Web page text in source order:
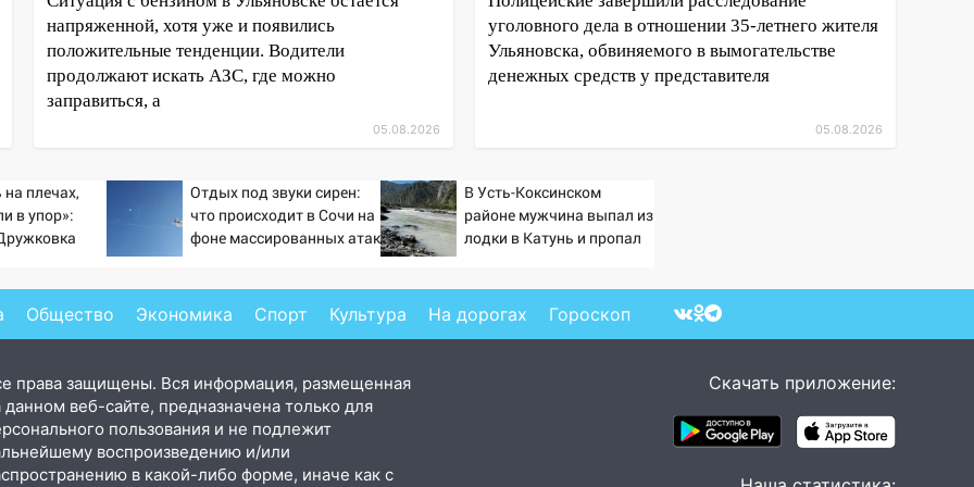
напряженной, хотя уже и появились
положительные тенденции. Водители
продолжают искать АЗС, где можно
заправиться, а
05.08.2026
уголовного дела в отношении 35-летнего жителя
Ульяновска, обвиняемого в вымогательстве
денежных средств у представителя
05.08.2026
плечах,
в упор»:
Отдых под звуки сирен:
что происходит в Сочи на
фоне массированных атак
В Усть-Коксинском
районе мужчина выпал из
лодки в Катунь и пропал
Общество Экономика Спорт Культура На дорогах Гороскоп
права защищены. Вся информация, размещенная
данном веб-сайте, предназначена только для
пользования и не подлежит
воспроизведению и/или
в какой-либо форме, иначе как с
Скачать приложение: